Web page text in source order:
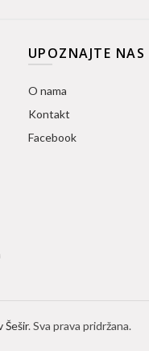
UPOZNAJTE NAS
O nama
Kontakt
Facebook
Šešir. Sva prava pridržana.